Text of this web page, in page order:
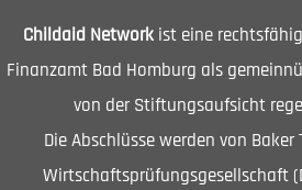
Childaid Network ist eine
Finanzamt Bad Homburg als
von der Stiftungsaufsicht
Die Abschlüsse werden von Baker
Wirtschaftsprüfungsgesellschaft